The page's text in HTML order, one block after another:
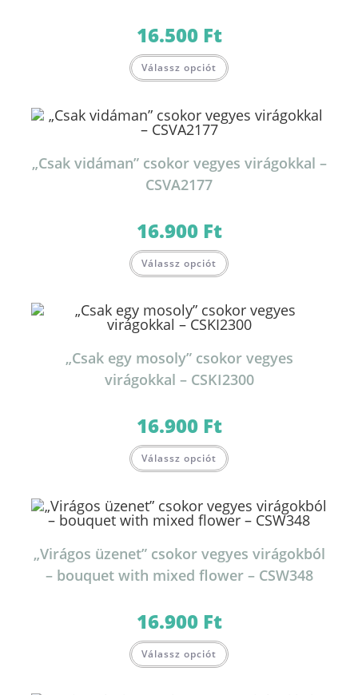
16.500 Ft
Válassz opciót
„Csak vidáman” csokor vegyes virágokkal –
CSVA2177
16.900 Ft
Válassz opciót
„Csak egy mosoly” csokor vegyes
virágokkal – CSKI2300
16.900 Ft
Válassz opciót
„Virágos üzenet” csokor vegyes virágokból
– bouquet with mixed flower – CSW348
16.900 Ft
Válassz opciót